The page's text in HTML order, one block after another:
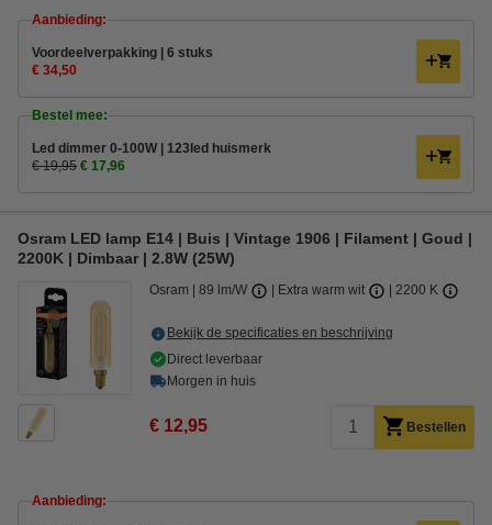
Aanbieding:
Voordeelverpakking | 6 stuks
€ 34,50
Bestel mee:
Led dimmer 0-100W | 123led huismerk
€ 19,95 € 17,96
Osram LED lamp E14 | Buis | Vintage 1906 | Filament | Goud |
2200K | Dimbaar | 2.8W (25W)
Osram 89 lm/W Extra warm wit 2200 K
Bekijk de specificaties en beschrijving
Direct leverbaar
Morgen in huis
€ 12,95 Bestellen
Aanbieding: